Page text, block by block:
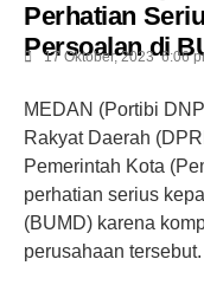
Perhatian
Persoalan di
17 Oktober, 2023 6:06
MEDAN (Portibi
Rakyat Daerah
Pemerintah Kota
perhatian serius
(BUMD) karena
perusahaan tersebut.